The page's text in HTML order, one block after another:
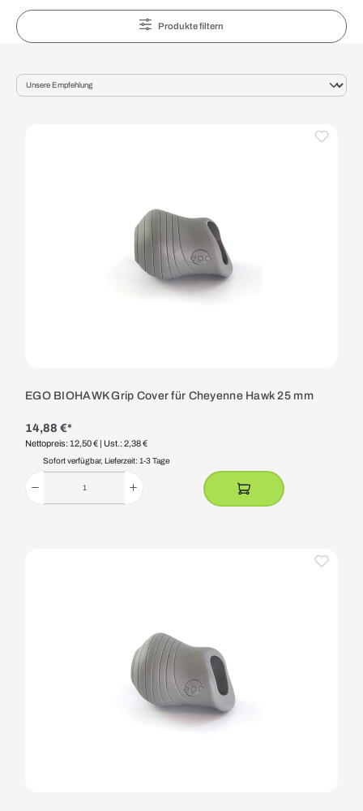
Produkte filtern
EGO BIOHAWK Grip Cover für Cheyenne Hawk 25 mm
14,88 €*
Nettopreis: 12,50 € | Ust.: 2,38 €
Sofort verfügbar, Lieferzeit: 1-3 Tage